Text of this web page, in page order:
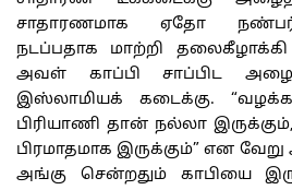
சாதாரணமாக ஏதோ
நடப்பதாக மாற்றி தலைகீழாக்கி
அவள் காப்பி சாப்பிட
இஸ்லாமியக் கடைக்கு.
பிரியாணி தான் நல்லா
பிரமாதமாக இருக்கும்” என
அங்கு சென்றதும் காபியை